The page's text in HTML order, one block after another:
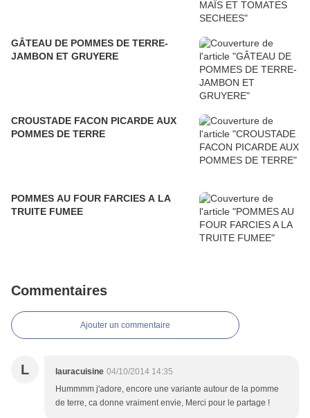
GÂTEAU DE POMMES DE TERRE-
JAMBON ET GRUYERE
CROUSTADE FACON PICARDE AUX
POMMES DE TERRE
POMMES AU FOUR FARCIES A LA
TRUITE FUMEE
Commentaires
Ajouter un commentaire
L lauracuisine 04/10/2014 14:35
Hummmm j'adore, encore une variante autour de la pomme
de terre, ca donne vraiment envie, Merci pour le partage !